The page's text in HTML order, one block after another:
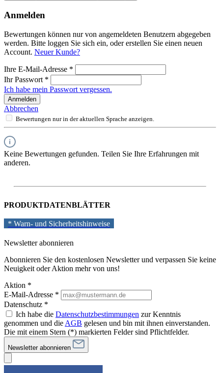
Anmelden
Bewertungen können nur von angemeldeten Benutzern abgegeben
werden. Bitte loggen Sie sich ein, oder erstellen Sie einen neuen
Account. Neuer Kunde?
Ihre E-Mail-Adresse *
Ihr Passwort *
Ich habe mein Passwort vergessen.
Anmelden
Abbrechen
Bewertungen nur in der aktuellen Sprache anzeigen.
Keine Bewertungen gefunden. Teilen Sie Ihre Erfahrungen mit
anderen.
PRODUKTDATENBLÄTTER
* Warn- und Sicherheitshinweise
Newsletter abonnieren
Abonnieren Sie den kostenlosen Newsletter und verpassen Sie keine
Neuigkeit oder Aktion mehr von uns!
Aktion *
E-Mail-Adresse *
Datenschutz *
Ich habe die Datenschutzbestimmungen zur Kenntnis
genommen und die AGB gelesen und bin mit ihnen einverstanden.
Die mit einem Stern (*) markierten Felder sind Pflichtfelder.
Newsletter abonnieren